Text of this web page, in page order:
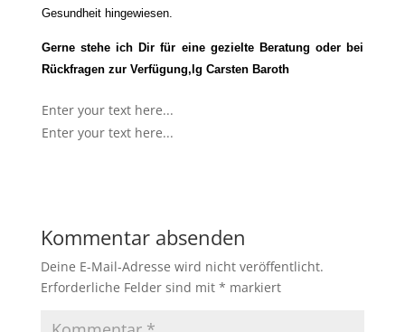
Gesundheit hingewiesen.
Gerne stehe ich Dir für eine gezielte Beratung oder bei
Rückfragen zur Verfügung,lg Carsten Baroth
Enter your text here...
Enter your text here...
Kommentar absenden
Deine E-Mail-Adresse wird nicht veröffentlicht.
Erforderliche Felder sind mit * markiert